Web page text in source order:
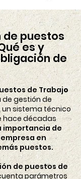
de puestos
es y
de
de Trabajo
de gestión de
un sistema técnico
hace décadas
importancia de
en
puestos.
de puestos de
parámetros